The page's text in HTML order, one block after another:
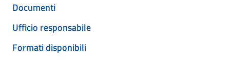
Documenti
Ufficio responsabile
Formati disponibili